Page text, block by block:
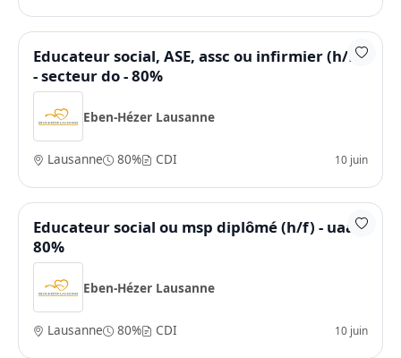
Educateur social, ASE, assc ou infirmier (h/f)
- secteur do - 80%
Eben-Hézer Lausanne
Lausanne 80% CDI 10 juin
Educateur social ou msp diplômé (h/f) - uaa -
80%
Eben-Hézer Lausanne
Lausanne 80% CDI 10 juin